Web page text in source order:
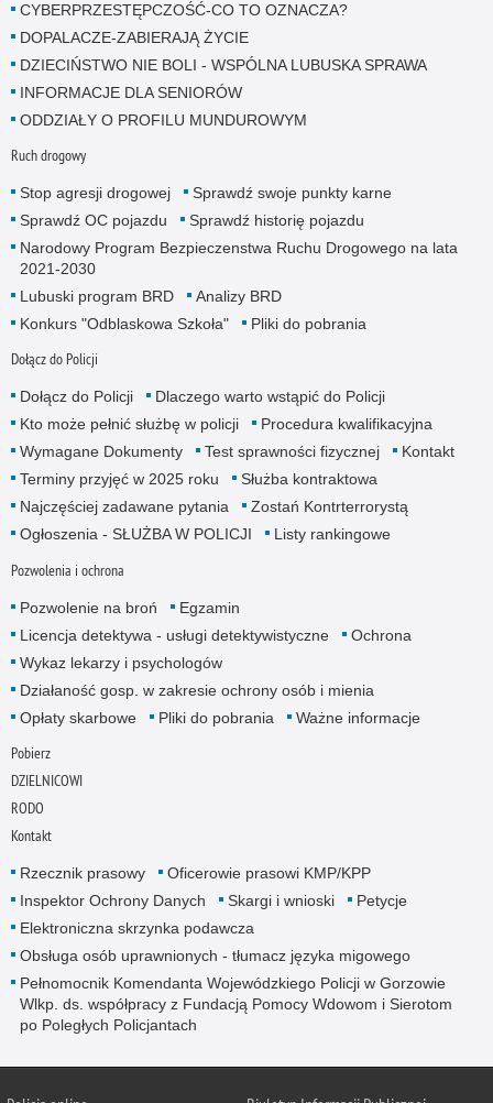
CYBERPRZESTĘPCZOŚĆ-CO TO OZNACZA?
DOPALACZE-ZABIERAJĄ ŻYCIE
DZIECIŃSTWO NIE BOLI - WSPÓLNA LUBUSKA SPRAWA
INFORMACJE DLA SENIORÓW
ODDZIAŁY O PROFILU MUNDUROWYM
Ruch drogowy
Stop agresji drogowej
Sprawdź swoje punkty karne
Sprawdź OC pojazdu
Sprawdź historię pojazdu
Narodowy Program Bezpieczenstwa Ruchu Drogowego na lata
2021-2030
Lubuski program BRD
Analizy BRD
Konkurs "Odblaskowa Szkoła"
Pliki do pobrania
Dołącz do Policji
Dołącz do Policji
Dlaczego warto wstąpić do Policji
Kto może pełnić służbę w policji
Procedura kwalifikacyjna
Wymagane Dokumenty
Test sprawności fizycznej
Kontakt
Terminy przyjęć w 2025 roku
Służba kontraktowa
Najczęściej zadawane pytania
Zostań Kontrterrorystą
Ogłoszenia - SŁUŻBA W POLICJI
Listy rankingowe
Pozwolenia i ochrona
Pozwolenie na broń
Egzamin
Licencja detektywa - usługi detektywistyczne
Ochrona
Wykaz lekarzy i psychologów
Działaność gosp. w zakresie ochrony osób i mienia
Opłaty skarbowe
Pliki do pobrania Ważne informacje
Pobierz
DZIELNICOWI
RODO
Kontakt
Rzecznik prasowy
Oficerowie prasowi KMP/KPP
Inspektor Ochrony Danych
Skargi i wnioski
Petycje
Elektroniczna skrzynka podawcza
Obsługa osób uprawnionych - tłumacz języka migowego
Pełnomocnik Komendanta Wojewódzkiego Policji w Gorzowie
Wlkp. ds. współpracy z Fundacją Pomocy Wdowom i Sierotom
po Poległych Policjantach